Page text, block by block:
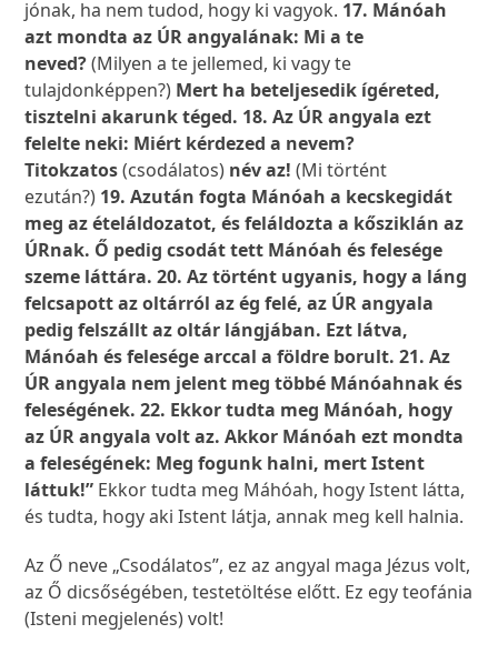
jónak, ha nem tudod, hogy ki vagyok. 17. Mánóah
azt mondta az ÚR angyalának: Mi a te
neved?(Milyen a te jellemed, ki vagy te
tulajdonképpen?) Mert ha beteljesedik ígéreted,
tisztelni akarunk téged. 18. Az ÚR angyala ezt
felelte neki: Miért kérdezed a nevem?
Titokzatos(csodálatos) név az!(Mi történt
ezután?) 19. Azután fogta Mánóah a kecskegidát
meg az ételáldozatot, és feláldozta a kősziklán az
ÚRnak. Ő pedig csodát tett Mánóah és felesége
szeme láttára. 20. Az történt ugyanis, hogy a láng
felcsapott az oltárról az ég felé, az ÚR angyala
pedig felszállt az oltár lángjában. Ezt látva,
Mánóah és felesége arccal a földre borult. 21. Az
ÚR angyala nem jelent meg többé Mánóahnak és
feleségének. 22. Ekkor tudta meg Mánóah, hogy
az ÚR angyala volt az. Akkor Mánóah ezt mondta
a feleségének: Meg fogunk halni, mert Istent
láttuk!” Ekkor tudta meg Máhóah, hogy Istent látta,
és tudta, hogy aki Istent látja, annak meg kell halnia.
Az Ő neve „Csodálatos”, ez az angyal maga Jézus volt,
az Ő dicsőségében, testetöltése előtt. Ez egy teofánia
(Isteni megjelenés) volt!